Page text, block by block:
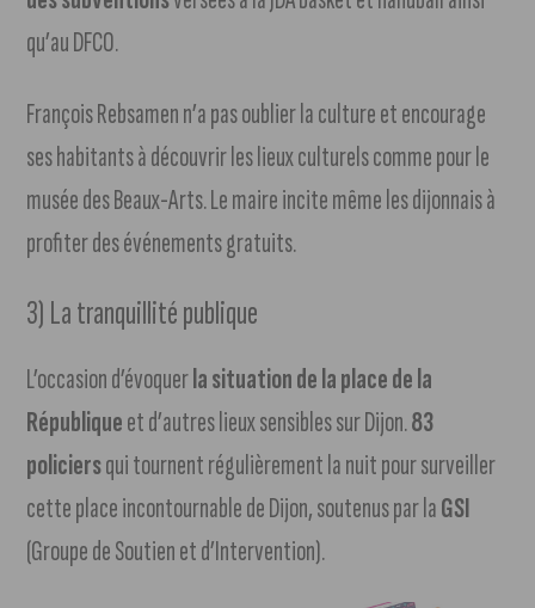
qu’au DFCO.
François Rebsamen n’a pas oublier la culture et encourage
ses habitants à découvrir les lieux culturels comme pour le
musée des Beaux-Arts. Le maire incite même les dijonnais à
profiter des événements gratuits.
3) La tranquillité publique
L’occasion d’évoquerla situation de la place de la
Républiqueet d’autres lieux sensibles sur Dijon.83
policiersqui tournent régulièrement la nuit pour surveiller
cette place incontournable de Dijon, soutenus par laGSI
(Groupe de Soutien et d’Intervention).